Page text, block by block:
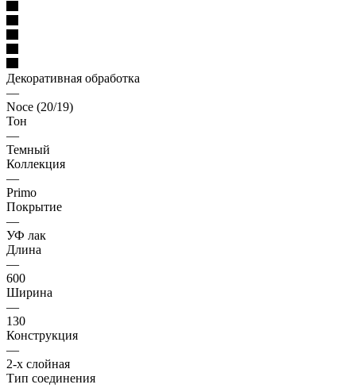
Декоративная обработка
—
Noce (20/19)
Тон
—
Темный
Коллекция
—
Primo
Покрытие
—
УФ лак
Длина
—
600
Ширина
—
130
Конструкция
—
2-х слойная
Тип соединения